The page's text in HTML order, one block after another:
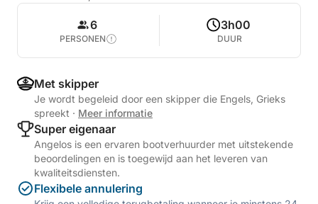
6
PERSONEN
3h00
DUUR
Met skipper
Je wordt begeleid door een skipper die Engels, Grieks
spreekt · Meer informatie
Super eigenaar
Angelos is een ervaren bootverhuurder met uitstekende
beoordelingen en is toegewijd aan het leveren van
kwaliteitsdiensten.
Flexibele annulering